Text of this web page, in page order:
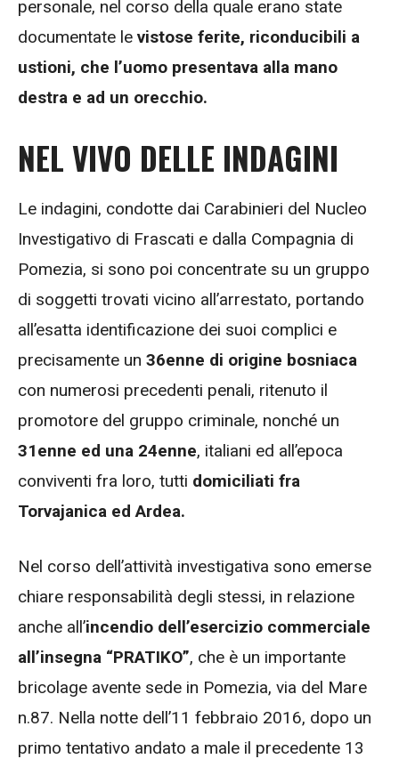
personale, nel corso della quale erano state
documentate le vistose ferite, riconducibili a
ustioni, che l’uomo presentava alla mano
destra e ad un orecchio.
NEL VIVO DELLE INDAGINI
Le indagini, condotte dai Carabinieri del Nucleo
Investigativo di Frascati e dalla Compagnia di
Pomezia, si sono poi concentrate su un gruppo
di soggetti trovati vicino all’arrestato, portando
all’esatta identificazione dei suoi complici e
precisamente un 36enne di origine bosniaca
con numerosi precedenti penali, ritenuto il
promotore del gruppo criminale, nonché un
31enne ed una 24enne, italiani ed all’epoca
conviventi fra loro, tutti domiciliati fra
Torvajanica ed Ardea.
Nel corso dell’attività investigativa sono emerse
chiare responsabilità degli stessi, in relazione
anche all’incendio dell’esercizio commerciale
all’insegna “PRATIKO”, che è un importante
bricolage avente sede in Pomezia, via del Mare
n.87. Nella notte dell’11 febbraio 2016, dopo un
primo tentativo andato a male il precedente 13